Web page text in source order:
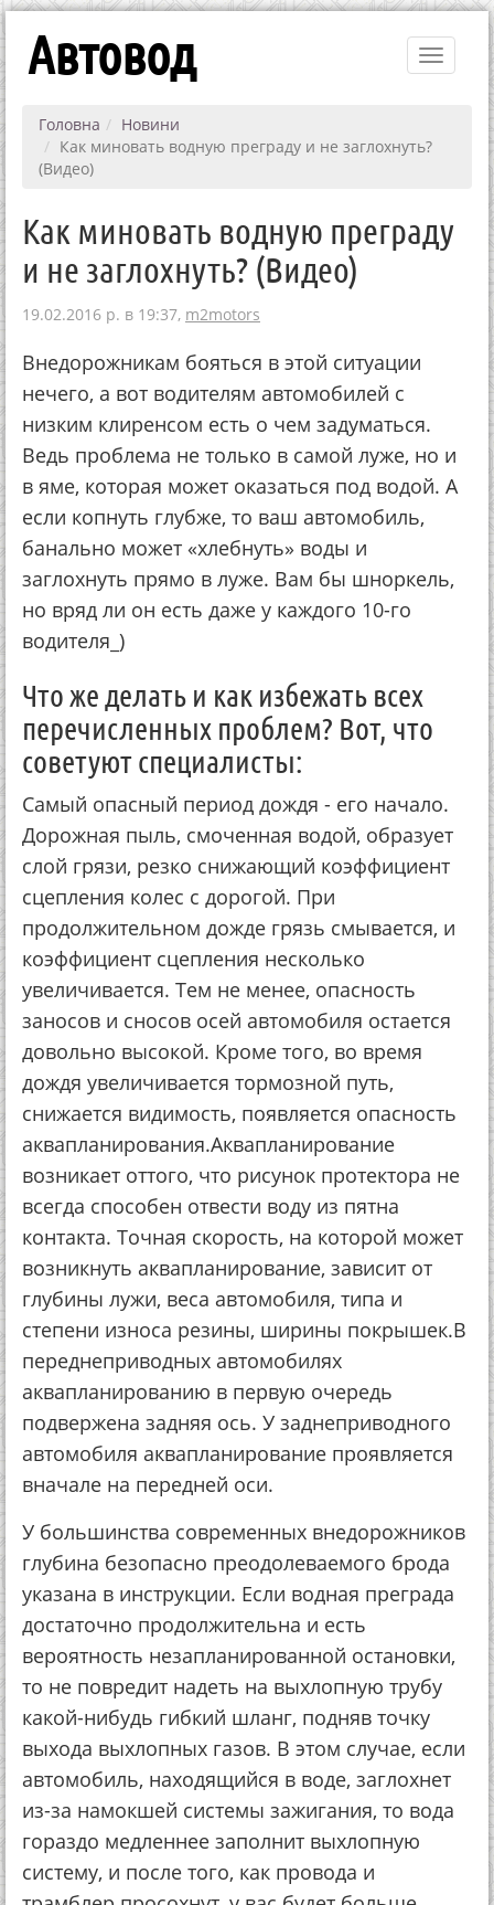
Toggle
Автовод
Головна
Новини
Как миновать водную преграду и не заглохнуть?
(Видео)
Как миновать водную преграду
и не заглохнуть? (Видео)
19.02.2016 р. в 19:37, m2motors
Внедорожникам бояться в этой ситуации
нечего, а вот водителям автомобилей с
низким клиренсом есть о чем задуматься.
Ведь проблема не только в самой луже, но и
в яме, которая может оказаться под водой. А
если копнуть глубже, то ваш автомобиль,
банально может «хлебнуть» воды и
заглохнуть прямо в луже. Вам бы шноркель,
но вряд ли он есть даже у каждого 10-го
водителя_)
Что же делать и как избежать всех
перечисленных проблем? Вот, что
советуют специалисты:
Самый опасный период дождя - его начало.
Дорожная пыль, смоченная водой, образует
слой грязи, резко снижающий коэффициент
сцепления колес с дорогой. При
продолжительном дожде грязь смывается, и
коэффициент сцепления несколько
увеличивается. Тем не менее, опасность
заносов и сносов осей автомобиля остается
довольно высокой. Кроме того, во время
дождя увеличивается тормозной путь,
снижается видимость, появляется опасность
аквапланирования.Аквапланирование
возникает оттого, что рисунок протектора не
всегда способен отвести воду из пятна
контакта. Точная скорость, на которой может
возникнуть аквапланирование, зависит от
глубины лужи, веса автомобиля, типа и
степени износа резины, ширины покрышек.В
переднеприводных автомобилях
аквапланированию в первую очередь
подвержена задняя ось. У заднеприводного
автомобиля аквапланирование проявляется
вначале на передней оси.
У большинства современных внедорожников
глубина безопасно преодолеваемого брода
указана в инструкции. Если водная преграда
достаточно продолжительна и есть
вероятность незапланированной остановки,
то не повредит надеть на выхлопную трубу
какой-нибудь гибкий шланг, подняв точку
выхода выхлопных газов. В этом случае, если
автомобиль, находящийся в воде, заглохнет
из-за намокшей системы зажигания, то вода
гораздо медленнее заполнит выхлопную
систему, и после того, как провода и